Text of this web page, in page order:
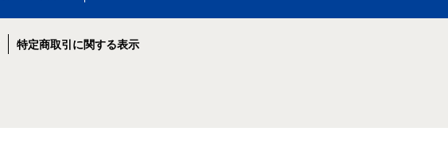
特定商取引に関する表示